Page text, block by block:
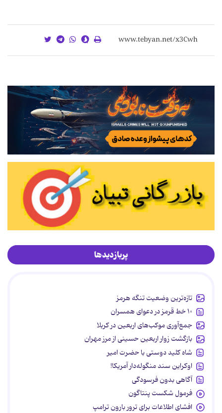
پربازدیدها
تازه‌ترین وضعیت تنگه هرمز
۱۰ خط قرمز در دعوای همسران
جمع‌آوری موکب‌های اربعین در کربلا
بازگشت زوار اربعین حسینی از مرز مهران
شاه کلید دوستی با حضرت امیر
اوکراین سند منگوله‌دار آمریکا!
آگاهی بدون فرسودگی
فرمول شکست پنتاگون
افشای اطلاعات برای ترور بارون ترامپ